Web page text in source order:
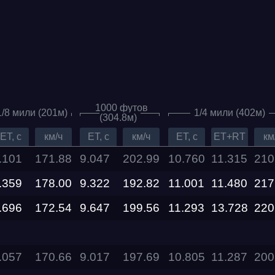
Дата проведения
12.09.2026 —
8 мили (201м)
1000 футов
(304.8м)
1/4 мили (402м)
ET, c км/ч ET, c км/ч ET, c ET+RT
171.88 9.047 202.99 10.760 11.315
178.00 9.322 192.82 11.001 11.480
172.54 9.647 199.56 11.293 13.728
170.66 9.017 197.69 10.805 11.287